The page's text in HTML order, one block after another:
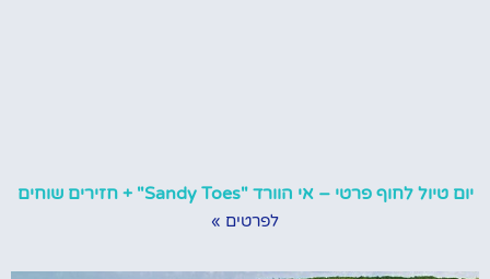
יום טיול לחוף פרטי – אי הוורד "Sandy Toes" + חזירים שוחים
לפרטים »